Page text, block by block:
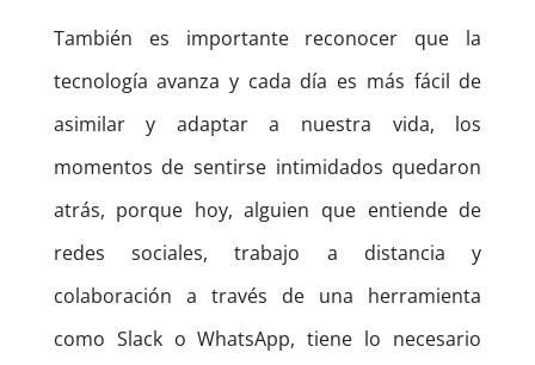
También es importante reconocer que la
tecnología avanza y cada día es más fácil de
asimilar y adaptar a nuestra vida, los
momentos de sentirse intimidados quedaron
atrás, porque hoy, alguien que entiende de
redes sociales, trabajo a distancia y
colaboración a través de una herramienta
como Slack o WhatsApp, tiene lo necesario